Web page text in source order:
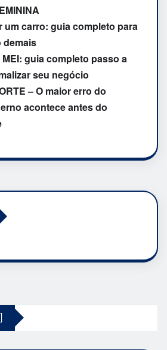
um carro: guia completo para
demais
guia completo passo a
seu negócio
– O maior erro do
acontece antes do